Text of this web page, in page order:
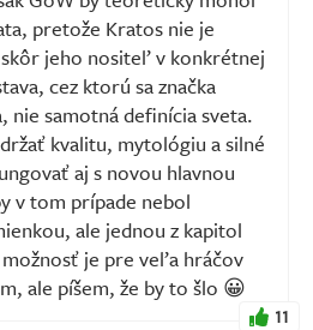
pretože Kratos nie je
jeho nositeľ v konkrétnej
cez ktorú sa značka
nie samotná definícia sveta.
kvalitu, mytológiu a silné
aj s novou hlavnou
v tom prípade nebol
ale jednou z kapitol
možnosť je pre veľa hráčov
ale píšem, že by to šlo 😀
11